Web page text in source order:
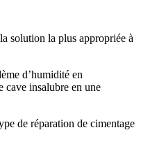
solution la plus appropriée à
d’humidité en
cave insalubre en une
de réparation de cimentage